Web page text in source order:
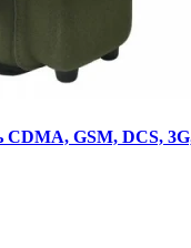
CDMA, GSM, DCS,